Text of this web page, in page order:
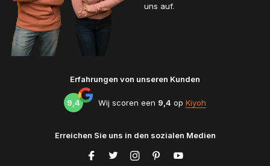
uns auf.
Erfahrungen von unseren Kunden
9,4 Wij scoren een 9,4 op Kiyoh
Erreichen Sie uns in den sozialen Medien